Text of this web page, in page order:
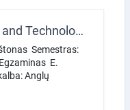
Intellectual Property Law and Technologies
Semestras:
E.
Anglų